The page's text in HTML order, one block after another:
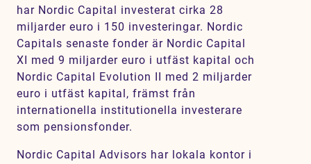
har Nordic Capital investerat cirka 28
miljarder euro i 150 investeringar. Nordic
Capitals senaste fonder är Nordic Capital
XI med 9 miljarder euro i utfäst kapital och
Nordic Capital Evolution II med 2 miljarder
euro i utfäst kapital, främst från
internationella institutionella investerare
som pensionsfonder.
Nordic Capital Advisors har lokala kontor i